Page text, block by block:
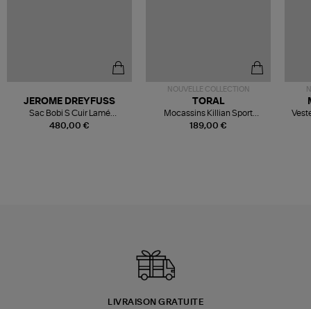
480,00 €
JEROME DREYFUSS
Sac Bobi S Cuir Lamé
Champagne
NOUVELLE COLLECTION
189,00 €
TORAL
Mocassins Killian Sport
Mousse
LIVRAISON GRATUITE